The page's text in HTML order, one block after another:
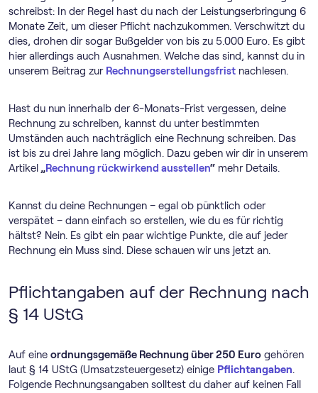
schreibst: In der Regel hast du nach der Leistungserbringung 6
Monate Zeit, um dieser Pflicht nachzukommen. Verschwitzt du
dies, drohen dir sogar Bußgelder von bis zu 5.000 Euro. Es gibt
hier allerdings auch Ausnahmen. Welche das sind, kannst du in
unserem Beitrag zur Rechnungserstellungsfrist nachlesen.
Hast du nun innerhalb der 6-Monats-Frist vergessen, deine
Rechnung zu schreiben, kannst du unter bestimmten
Umständen auch nachträglich eine Rechnung schreiben. Das
ist bis zu drei Jahre lang möglich. Dazu geben wir dir in unserem
Artikel „Rechnung rückwirkend ausstellen“ mehr Details.
Kannst du deine Rechnungen – egal ob pünktlich oder
verspätet – dann einfach so erstellen, wie du es für richtig
hältst? Nein. Es gibt ein paar wichtige Punkte, die auf jeder
Rechnung ein Muss sind. Diese schauen wir uns jetzt an.
Pflichtangaben auf der Rechnung nach
§ 14 UStG
Auf eine ordnungsgemäße Rechnung über 250 Euro gehören
laut § 14 UStG (Umsatzsteuergesetz) einige Pflichtangaben.
Folgende Rechnungsangaben solltest du daher auf keinen Fall